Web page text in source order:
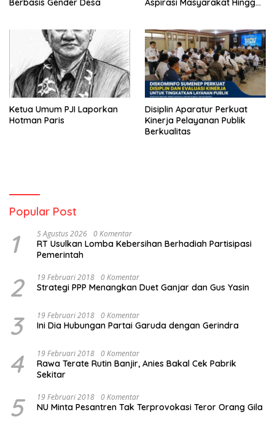
Berbasis Gender Desa
Aspirasi Masyarakat Hingga
Ketua Umum PJI Laporkan
Hotman Paris
Disiplin Aparatur Perkuat
Kinerja Pelayanan Publik
Berkualitas
Popular Post
1 5 Agustus 2026 0 Komentar
RT Usulkan Lomba Kebersihan Berhadiah Partisipasi
Pemerintah
2 19 Februari 2018 0 Komentar
Strategi PPP Menangkan Duet Ganjar dan Gus Yasin
3 19 Februari 2018 0 Komentar
Ini Dia Hubungan Partai Garuda dengan Gerindra
4 19 Februari 2018 0 Komentar
Rawa Terate Rutin Banjir, Anies Bakal Cek Pabrik
Sekitar
5 19 Februari 2018 0 Komentar
NU Minta Pesantren Tak Terprovokasi Teror Orang Gila